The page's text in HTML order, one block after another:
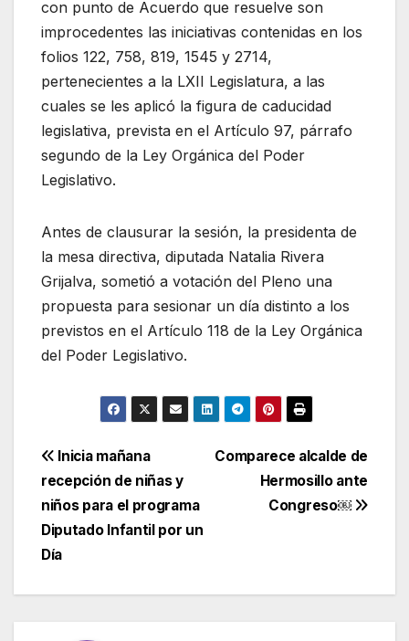
con punto de Acuerdo que resuelve son
improcedentes las iniciativas contenidas en los
folios 122, 758, 819, 1545 y 2714,
pertenecientes a la LXII Legislatura, a las
cuales se les aplicó la figura de caducidad
legislativa, prevista en el Artículo 97, párrafo
segundo de la Ley Orgánica del Poder
Legislativo.
Antes de clausurar la sesión, la presidenta de
la mesa directiva, diputada Natalia Rivera
Grijalva, sometió a votación del Pleno una
propuesta para sesionar un día distinto a los
previstos en el Artículo 118 de la Ley Orgánica
del Poder Legislativo.
Navegación
de
entradas
Comparece alcalde de
Hermosillo ante
Congreso￼
Inicia mañana
recepción de niñas y
niños para el programa
Diputado Infantil por un
Día